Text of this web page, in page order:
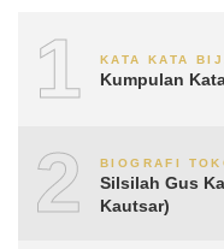
1 KATA KATA
Kumpulan
2 BIOGRAFI
Silsilah Gus
Kautsar)